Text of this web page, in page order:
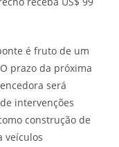
é fruto de um
prazo da próxima
será
intervenções
construção de
veículos